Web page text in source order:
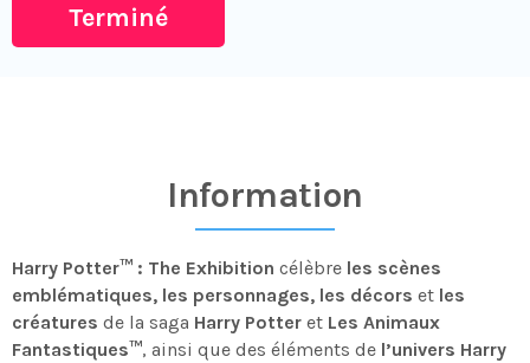
Terminé
Information
Harry Potter™ : The Exhibition célèbre les scènes
emblématiques, les personnages, les décors et les
créatures de la saga Harry Potter et Les Animaux
Fantastiques™, ainsi que des éléments de l’univers Harry